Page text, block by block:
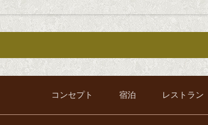
コンセプト 宿泊 レストラン